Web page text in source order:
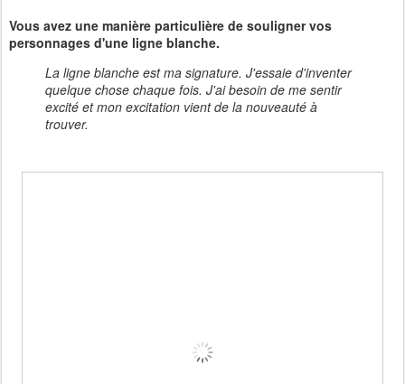
Vous avez une manière particulière de souligner vos
personnages d'une ligne blanche.
La ligne blanche est ma signature. J'essaie d'inventer
quelque chose chaque fois. J'ai besoin de me sentir
excité et mon excitation vient de la nouveauté à
trouver.